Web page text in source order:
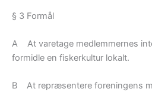
§ 3 Formål
A At varetage medlemmernes
formidle en fiskerkultur lokalt.
B At repræsentere foreningens